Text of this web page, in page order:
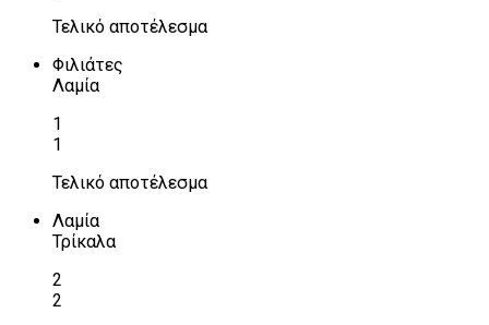
Τελικό αποτέλεσμα
Φιλιάτες
Λαμία
1
1
Τελικό αποτέλεσμα
Λαμία
Τρίκαλα
2
2